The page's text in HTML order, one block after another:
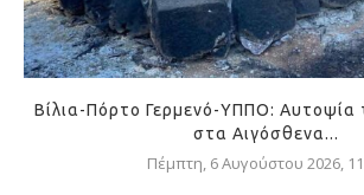
Βίλια-Πόρτο Γερμενό-ΥΠΠΟ: Αυτοψία
στα Αιγόσθενα...
Πέμπτη, 6 Αυγούστου 2026,